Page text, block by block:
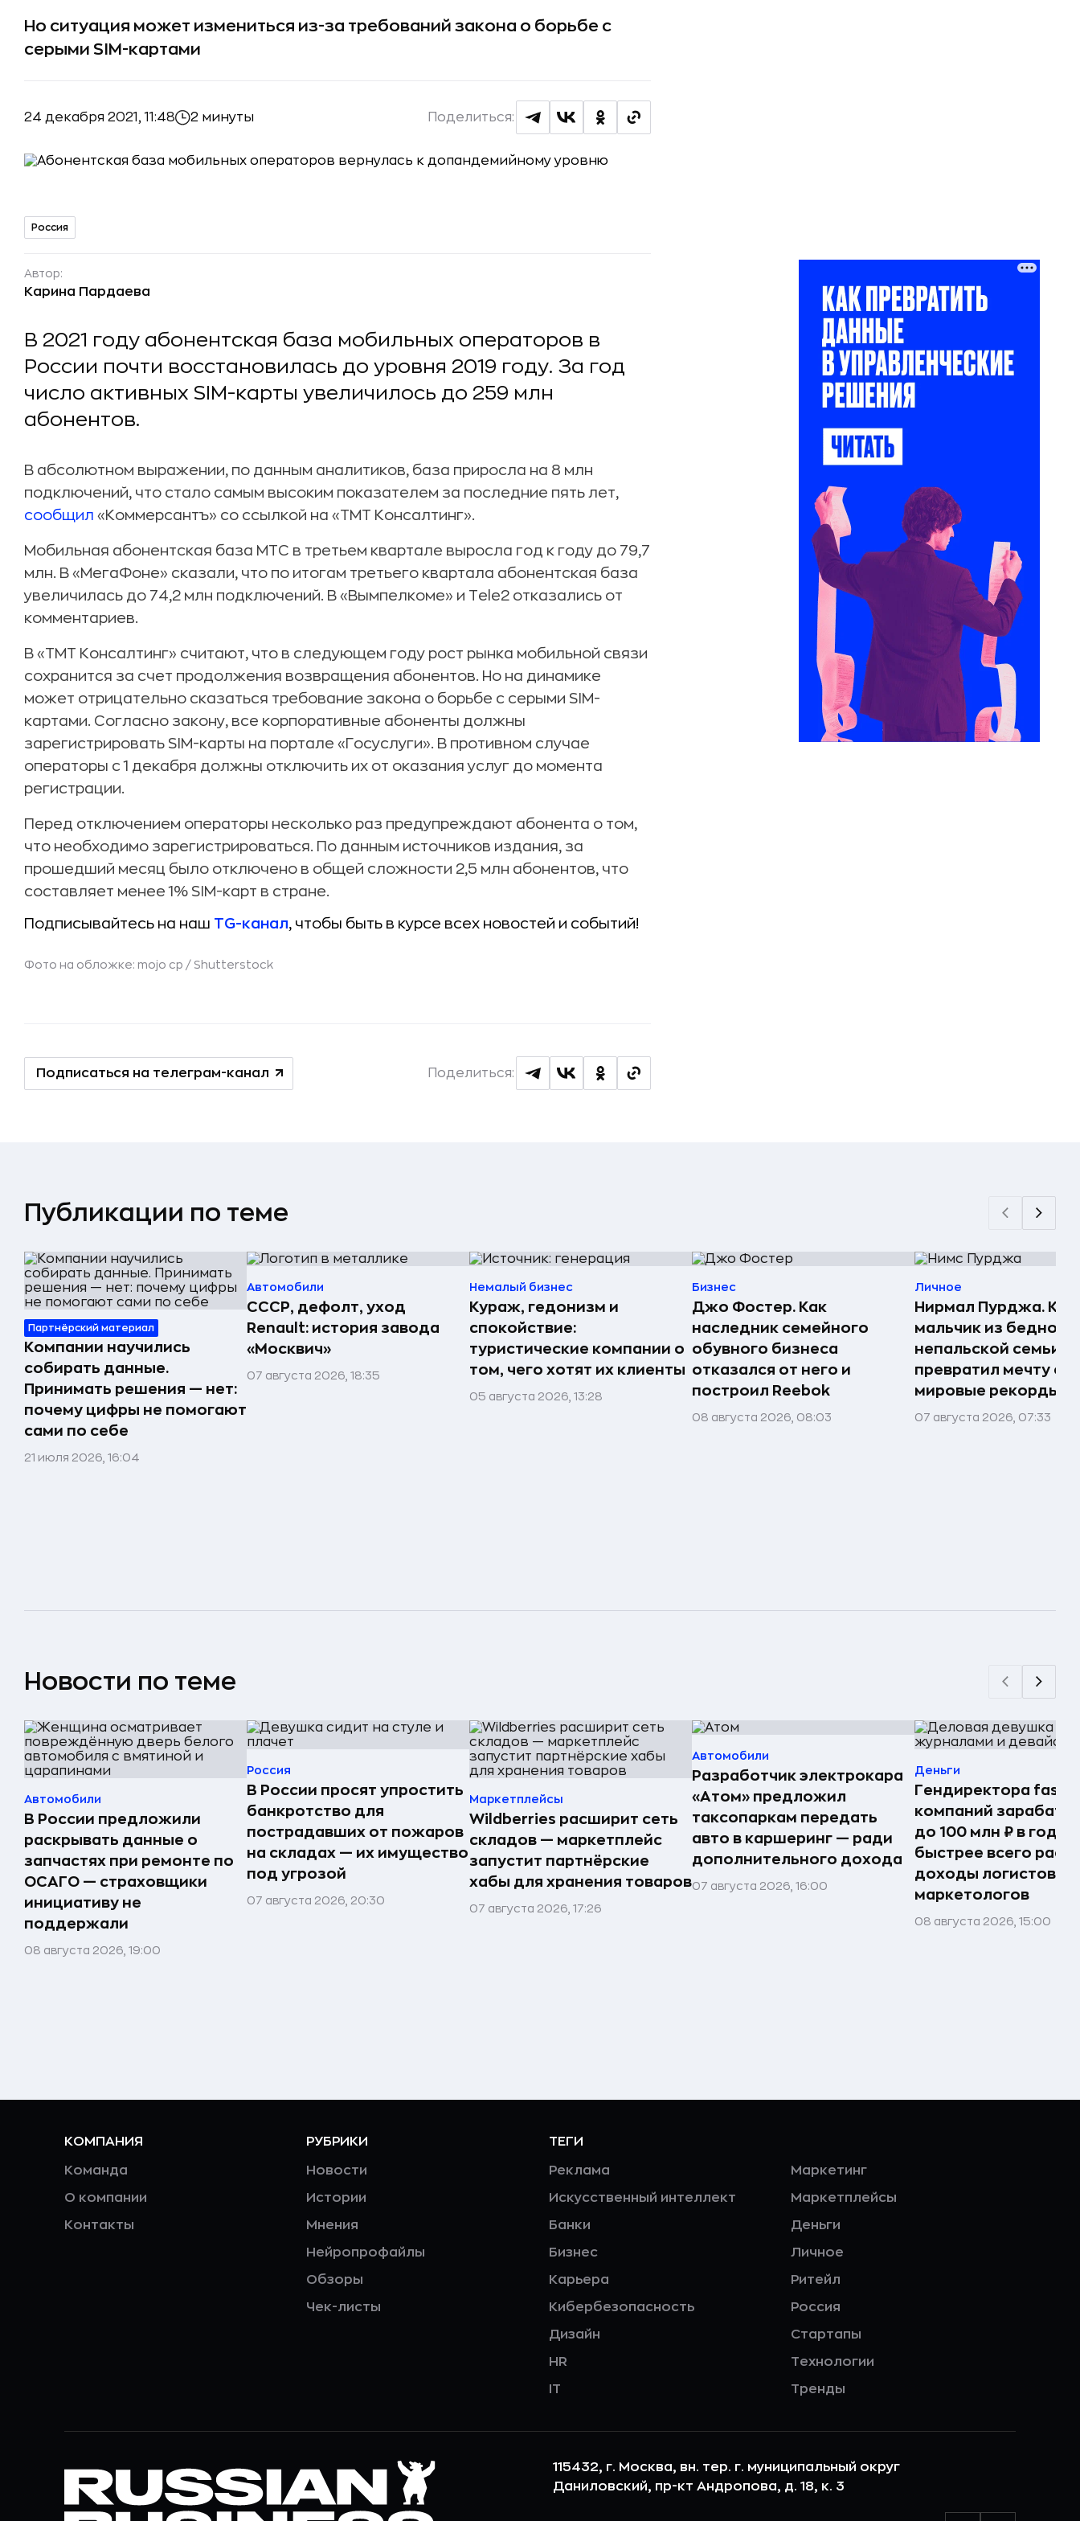
Но ситуация может измениться из-за требований закона о борьбе с
серыми SIM-картами
24 декабря 2021, 11:48 2 минуты Поделиться:
Россия
Автор:
Карина Пардаева
В 2021 году абонентская база мобильных операторов в
России почти восстановилась до уровня 2019 году. За год
число активных SIM-карты увеличилось до 259 млн
абонентов.
В абсолютном выражении, по данным аналитиков, база приросла на 8 млн
подключений, что стало самым высоким показателем за последние пять лет,
сообщил «Коммерсантъ» со ссылкой на «ТМТ Консалтинг».
Мобильная абонентская база МТС в третьем квартале выросла год к году до 79,7
млн. В «МегаФоне» сказали, что по итогам третьего квартала абонентская база
увеличилась до 74,2 млн подключений. В «Вымпелкоме» и Tele2 отказались от
комментариев.
В «ТМТ Консалтинг» считают, что в следующем году рост рынка мобильной связи
сохранится за счет продолжения возвращения абонентов. Но на динамике
может отрицательно сказаться требование закона о борьбе с серыми SIM-
картами. Согласно закону, все корпоративные абоненты должны
зарегистрировать SIM-карты на портале «Госуслуги». В противном случае
операторы с 1 декабря должны отключить их от оказания услуг до момента
регистрации.
Перед отключением операторы несколько раз предупреждают абонента о том,
что необходимо зарегистрироваться. По данным источников издания, за
прошедший месяц было отключено в общей сложности 2,5 млн абонентов, что
составляет менее 1% SIM-карт в стране.
Подписывайтесь на наш TG-канал, чтобы быть в курсе всех новостей и событий!
Фото на обложке: mojo cp / Shutterstock
Подписаться на телеграм-канал Поделиться:
Публикации по теме
Партнёрский материал
Компании научились
собирать данные.
Принимать решения — нет:
почему цифры не помогают
сами по себе
21 июля 2026, 16:04
Автомобили
СССР, дефолт, уход
Renault: история завода
«Москвич»
07 августа 2026, 18:35
Немалый бизнес
Кураж, гедонизм и
спокойствие:
туристические компании о
том, чего хотят их клиенты
05 августа 2026, 13:28
Бизнес
Джо Фостер. Как
наследник семейного
обувного бизнеса
отказался от него и
построил Reebok
08 августа 2026, 08:03
Личное
Нирмал Пурджа. Как
мальчик из бедной
непальской семьи
превратил мечту о
мировые рекорды и
07 августа 2026, 07:33
Новости по теме
Автомобили
В России предложили
раскрывать данные о
запчастях при ремонте по
ОСАГО — страховщики
инициативу не
поддержали
08 августа 2026, 19:00
Россия
В России просят упростить
банкротство для
пострадавших от пожаров
на складах — их имущество
под угрозой
07 августа 2026, 20:30
Маркетплейсы
Wildberries расширит сеть
складов — маркетплейс
запустит партнёрские
хабы для хранения товаров
07 августа 2026, 17:26
Автомобили
Разработчик электрокара
«Атом» предложил
таксопаркам передать
авто в каршеринг — ради
дополнительного дохода
07 августа 2026, 16:00
Деньги
Гендиректора
компаний
до 100 млн ₽ в год —
быстрее всего
доходы логистов и
маркетологов
08 августа 2026, 15:00
КОМПАНИЯ
Команда
О компании
Контакты
РУБРИКИ
Новости
Истории
Мнения
Нейропрофайлы
Обзоры
Чек-листы
ТЕГИ
Реклама
Искусственный интеллект
Банки
Бизнес
Карьера
Кибербезопасность
Дизайн
HR
IT
Маркетинг
Маркетплейсы
Деньги
Личное
Ритейл
Россия
Стартапы
Технологии
Тренды
115432, г. Москва, вн. тер. г. муниципальный округ
Даниловский, пр-кт Андропова, д. 18, к. 3